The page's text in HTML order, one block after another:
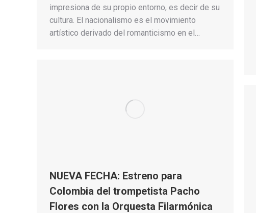
impresiona de su propio entorno, es decir de su
cultura. El nacionalismo es el movimiento
artístico derivado del romanticismo en el…
NUEVA FECHA: Estreno para
Colombia del trompetista Pacho
Flores con la Orquesta Filarmónica